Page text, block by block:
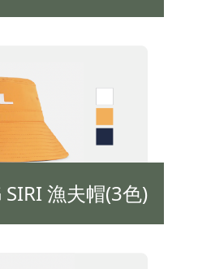
SIRI 漁夫帽(3色)